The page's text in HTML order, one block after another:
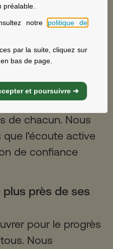
préalable.
notre politique de
par la suite, cliquez sur
en bas de page.
et poursuivre ➔
négatifs. Nous
et
de nos
permet
favorables font
afin de
de chacun. Nous
l'écoute active
de confiance
plus près de ses
pour le progrès
Nous